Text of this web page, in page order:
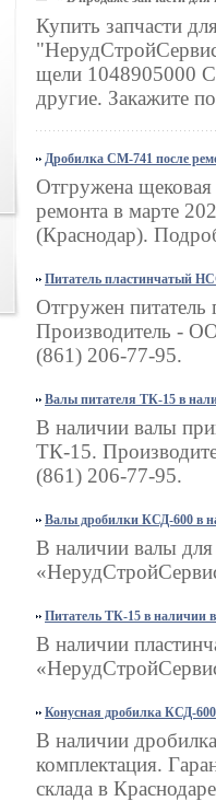
Купить запчасти
щели 1048905000
другие. Закажите
Дробилка СМ-741 после
Отгружена
ремонта в марте
(Краснодар).
Питатель пластинчатый
Отгружен
Производитель -
(861) 206-77-95.
Валы питателя ТК-15 в
В наличии валы
ТК-15.
(861) 206-77-95.
Валы дробилки КСД-600 в
В наличии валы
Питатель ТК-15 в наличии
В наличии
Конусная дробилка КСД-
В наличии
комплектация.
склада в